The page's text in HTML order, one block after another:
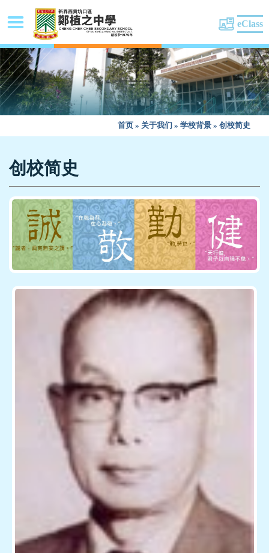
eClass
首页 » 关于我们 » 学校背景 » 创校简史
创校简史